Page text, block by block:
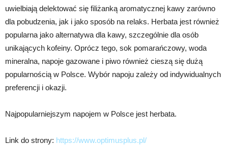
uwielbiają delektować się filiżanką aromatycznej kawy zarówno
dla pobudzenia, jak i jako sposób na relaks. Herbata jest również
popularna jako alternatywa dla kawy, szczególnie dla osób
unikających kofeiny. Oprócz tego, sok pomarańczowy, woda
mineralna, napoje gazowane i piwo również cieszą się dużą
popularnością w Polsce. Wybór napoju zależy od indywidualnych
preferencji i okazji.
Najpopularniejszym napojem w Polsce jest herbata.
Link do strony: https://www.optimusplus.pl/